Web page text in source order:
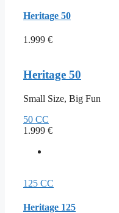
Heritage 50
1.999 €
Heritage 50
Small Size, Big Fun
50 CC
1.999 €
125 CC
Heritage 125